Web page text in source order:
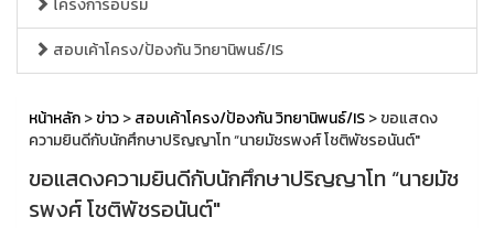
โครงการอบรม
สอบเค้าโครง/ป้องกัน วิทยานิพนธ์/IS
หน้าหลัก>ข่าว>สอบเค้าโครง/ป้องกัน วิทยานิพนธ์/IS> ขอแสดง
ความยินดีกับนักศึกษาปริญญาโท “นายมัชรพงศ์ โชติพัชรอนันต์"
ขอแสดงความยินดีกับนักศึกษาปริญญาโท “นายมัช
รพงศ์ โชติพัชรอนันต์"